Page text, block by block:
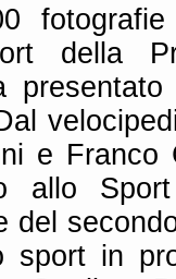
fotografie
della
e Franco
allo
del
sport in